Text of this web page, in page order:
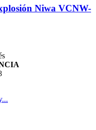
Niwa VCNW-